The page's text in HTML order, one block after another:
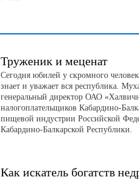
Труженик и меценат
Сегодня юбилей у скромного
знает и уважает вся республика.
генеральный директор ОАО
налогоплательщиков Кабардино-
пищевой индустрии Российской
Кабардино-Балкарской Республики.
Как искатель богатств